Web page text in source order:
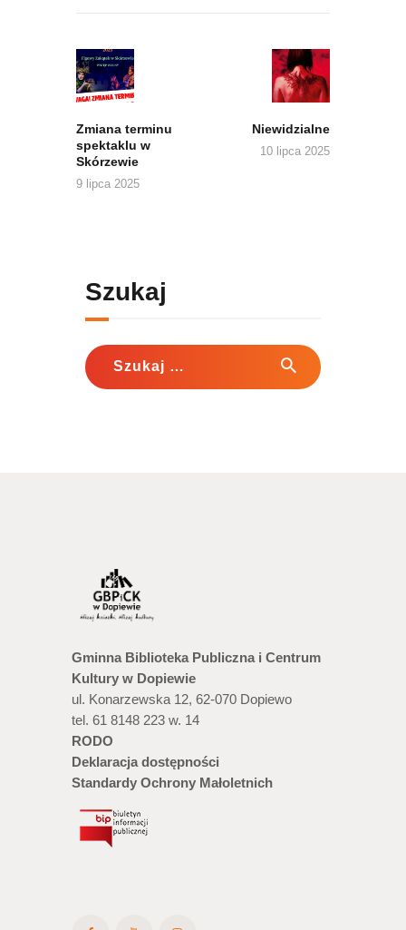
wpisu
Zmiana terminu
spektaklu w
Skórzewie
9 lipca 2025
Niewidzialne
10 lipca 2025
Szukaj
Szukaj:
Gminna Biblioteka Publiczna i Centrum
Kultury w Dopiewie
ul. Konarzewska 12, 62-070 Dopiewo
tel. 61 8148 223 w. 14
RODO
Deklaracja dostępności
Standardy Ochrony Małoletnich